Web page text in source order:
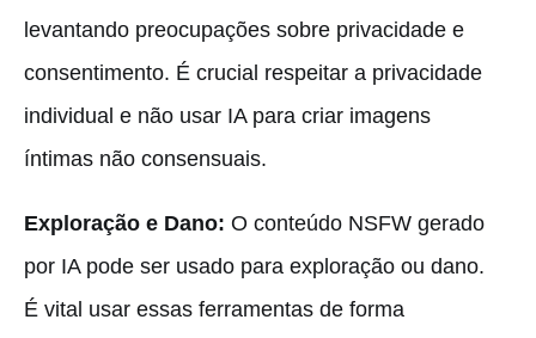
levantando preocupações sobre privacidade e
consentimento. É crucial respeitar a privacidade
individual e não usar IA para criar imagens
íntimas não consensuais.
Exploração e Dano: O conteúdo NSFW gerado
por IA pode ser usado para exploração ou dano.
É vital usar essas ferramentas de forma